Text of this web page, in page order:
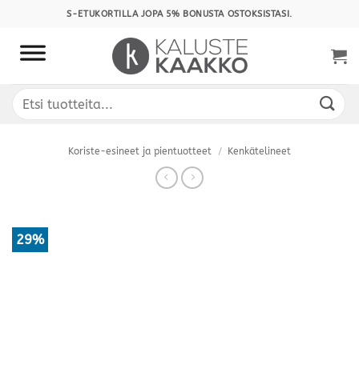
content
S-ETUKORTILLA JOPA 5% BONUSTA OSTOKSISTASI.
Etsi:
Koriste-esineet ja pientuotteet / Kenkätelineet
29%